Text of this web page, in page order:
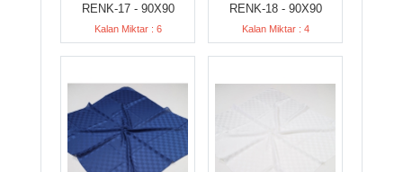
RENK-17 - 90X90
Kalan Miktar : 6
RENK-18 - 90X90
Kalan Miktar : 4